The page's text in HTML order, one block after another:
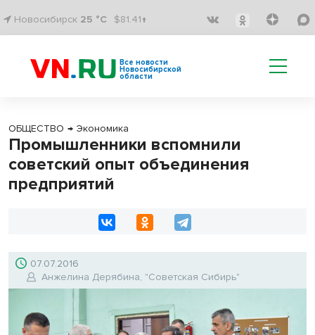
Новосибирск 25 °C $81.41↑
Все новости
Новосибирской
области
ОБЩЕСТВО → Экономика
Промышленники вспомнили
советский опыт объединения
предприятий
07.07.2016
Анжелина Дерябина, "Советская Сибирь"